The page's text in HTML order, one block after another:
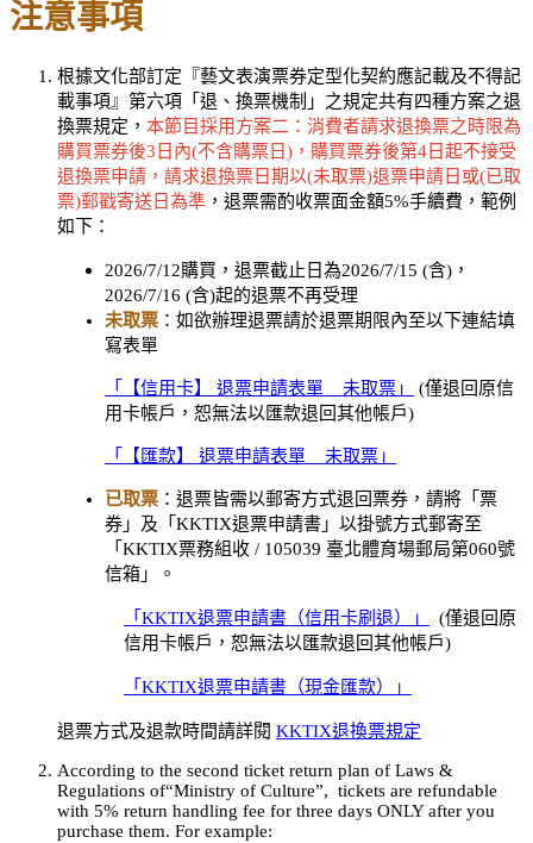
注意事項
根據文化部訂定『藝文表演票券定型化契約應記載及不得記
載事項』第六項「退、換票機制」之規定共有四種方案之退
換票規定， 本節目採用方案二：消費者請求退換票之時限為
購買票券後3日內(不含購票日)，購買票券後第4日起不接受
退換票申請，請求退換票日期以(未取票)退票申請日或(已取
票)郵戳寄送日為準 ，退票需酌收票面金額5%手續費，範例
如下：
2026/7/12購買，退票截止日為2026/7/15 (含)，
2026/7/16 (含)起的退票不再受理
未取票 ：如欲辦理退票請於退票期限內至以下連結填
寫表單
「【信用卡】 退票申請表單 _ 未取票」
(僅退回原信
用卡帳戶，恕無法以匯款退回其他帳戶)
「【匯款】 退票申請表單 _ 未取票」
已取票 ：退票皆需以郵寄方式退回票券，請將「票
券」及「KKTIX退票申請書」以掛號方式郵寄至
「KKTIX票務組收 / 105039 臺北體育場郵局第060號
信箱」。
「KKTIX退票申請書（信用卡刷退）」
(僅退回原
信用卡帳戶，恕無法以匯款退回其他帳戶)
「KKTIX退票申請書（現金匯款）」
退票方式及退款時間請詳閱 KKTIX退換票規定
According to the second ticket return plan of Laws &
Regulations of“Ministry of Culture”, tickets are refundable
with 5% return handling fee for three days ONLY after you
purchase them. For example: